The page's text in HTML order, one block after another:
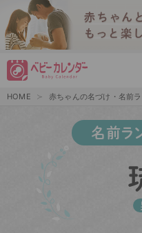
HOME 赤ちゃんの名づけ・名前
名前ラ